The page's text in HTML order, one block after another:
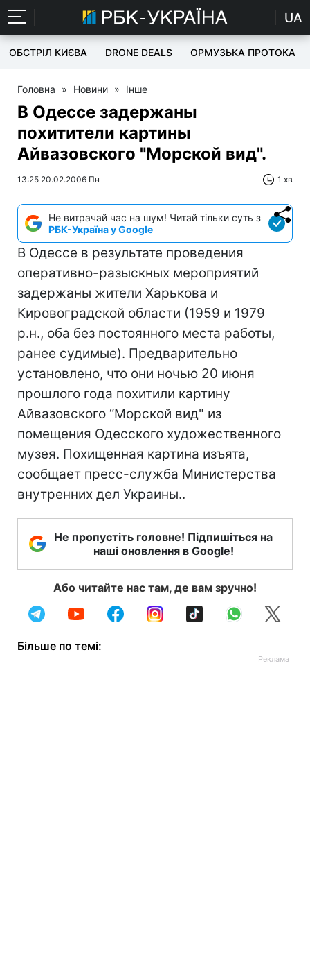
UA
ОБСТРІЛ КИЄВА DRONE DEALS ОРМУЗЬКА ПРОТОКА
Головна » Новини » Інше
В Одессе задержаны
похитители картины
Айвазовского "Морской вид".
13:25 20.02.2006 Пн 1 хв
Не витрачай час на шум! Читай тільки суть з
РБК-Україна у Google
В Одессе в результате проведения
оперативно-разыскных мероприятий
задержаны жители Харькова и
Кировоградской области (1959 и 1979
р.н., оба без постоянного места работы,
ранее судимые). Предварительно
установлено, что они ночью 20 июня
прошлого года похитили картину
Айвазовского “Морской вид" из
помещения Одесского художественного
музея. Похищенная картина изъята,
сообщает пресс-служба Министерства
внутренних дел Украины..
Не пропустіть головне! Підпишіться на
наші оновлення в Google!
Або читайте нас там, де вам зручно!
Більше по темі: